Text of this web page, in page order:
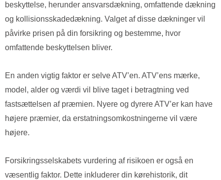
beskyttelse, herunder ansvarsdækning, omfattende dækning
og kollisionsskadedækning. Valget af disse dækninger vil
påvirke prisen på din forsikring og bestemme, hvor
omfattende beskyttelsen bliver.
En anden vigtig faktor er selve ATV’en. ATV’ens mærke,
model, alder og værdi vil blive taget i betragtning ved
fastsættelsen af præmien. Nyere og dyrere ATV’er kan have
højere præmier, da erstatningsomkostningerne vil være
højere.
Forsikringsselskabets vurdering af risikoen er også en
væsentlig faktor. Dette inkluderer din kørehistorik, dit